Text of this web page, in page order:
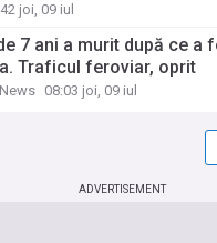
joi, 09 iul
7 ani a murit după ce a
Traficul feroviar, oprit
08:03 joi, 09 iul
ADVERTISEMENT